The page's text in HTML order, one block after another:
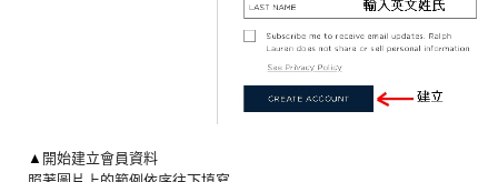
▲ 開始建立會員資料